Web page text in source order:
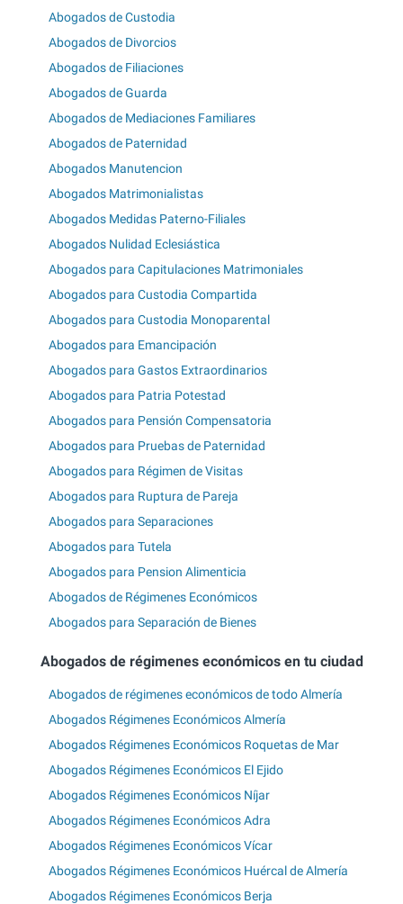
Abogados de Custodia
Abogados de Divorcios
Abogados de Filiaciones
Abogados de Guarda
Abogados de Mediaciones Familiares
Abogados de Paternidad
Abogados Manutencion
Abogados Matrimonialistas
Abogados Medidas Paterno-Filiales
Abogados Nulidad Eclesiástica
Abogados para Capitulaciones Matrimoniales
Abogados para Custodia Compartida
Abogados para Custodia Monoparental
Abogados para Emancipación
Abogados para Gastos Extraordinarios
Abogados para Patria Potestad
Abogados para Pensión Compensatoria
Abogados para Pruebas de Paternidad
Abogados para Régimen de Visitas
Abogados para Ruptura de Pareja
Abogados para Separaciones
Abogados para Tutela
Abogados para Pension Alimenticia
Abogados de Régimenes Económicos
Abogados para Separación de Bienes
Abogados de régimenes económicos en tu ciudad
Abogados de régimenes económicos de todo Almería
Abogados Régimenes Económicos Almería
Abogados Régimenes Económicos Roquetas de Mar
Abogados Régimenes Económicos El Ejido
Abogados Régimenes Económicos Níjar
Abogados Régimenes Económicos Adra
Abogados Régimenes Económicos Vícar
Abogados Régimenes Económicos Huércal de Almería
Abogados Régimenes Económicos Berja